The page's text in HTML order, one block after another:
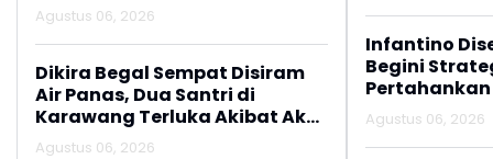
Agustus 06, 2026
Dikira Begal Sempat Disiram
Air Panas, Dua Santri di
Karawang Terluka Akibat Aksi
Oknum Linmas
Agustus 06, 2026
Infantino
Begini
Agustus 06, 2026